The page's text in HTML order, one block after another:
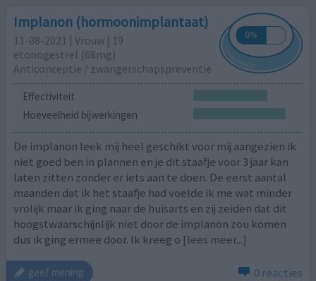
Implanon (hormoonimplantaat)
11-08-2021 | Vrouw | 19
etonogestrel (68mg)
Anticonceptie / zwangerschapspreventie
Effectiviteit
Hoeveelheid bijwerkingen
De implanon leek mij heel geschikt voor mij aangezien ik
niet goed ben in plannen en je dit staafje voor 3 jaar kan
laten zitten zonder er iets aan te doen. De eerst aantal
maanden dat ik het staafje had voelde ik me wat minder
vrolijk maar ik ging naar de huisarts en zij zeiden dat dit
hoogstwaarschijnlijk niet door de implanon zou komen
dus ik ging ermee door. Ik kreeg o [lees meer...]
geef mening 0 reacties